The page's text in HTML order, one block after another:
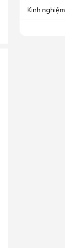
Kinh nghiệm